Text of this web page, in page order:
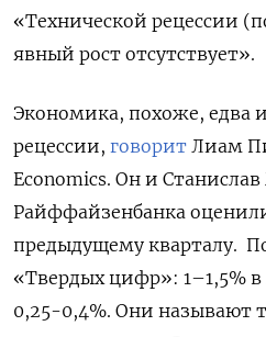
«Технической рецессии
явный рост отсутствует».
Экономика, похоже, едва
рецессии, говорит Лиам
Economics. Он и
Райффайзенбанка
предыдущему кварталу.
«Твердых цифр»: 1–1,5% в
0,25-0,4%. Они называют